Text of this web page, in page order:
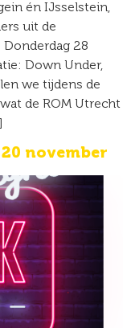
én IJsselstein,
uit de
28
Down Under,
we tijdens de
de ROM Utrecht
november